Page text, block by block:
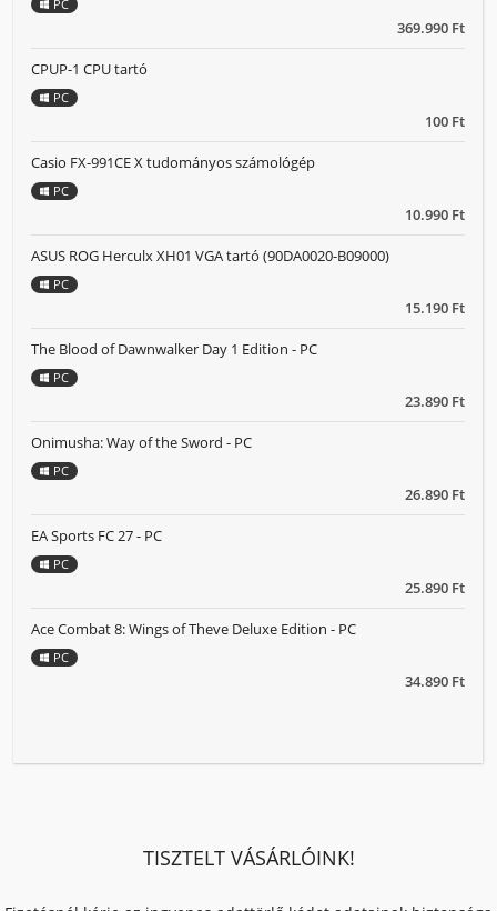
369.990 Ft
PC
100 Ft
CPUP-1 CPU tartó
PC
10.990 Ft
Casio FX-991CE X tudományos számológép
PC
15.190 Ft
ASUS ROG Herculx XH01 VGA tartó (90DA0020-B09000)
PC
23.890 Ft
The Blood of Dawnwalker Day 1 Edition - PC
PC
26.890 Ft
Onimusha: Way of the Sword - PC
PC
25.890 Ft
EA Sports FC 27 - PC
PC
34.890 Ft
Ace Combat 8: Wings of Theve Deluxe Edition - PC
PC
TISZTELT VÁSÁRLÓINK!